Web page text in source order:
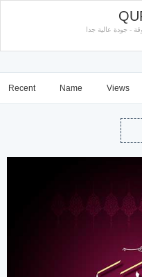
- جودة عالية جدا
Recent Name Views